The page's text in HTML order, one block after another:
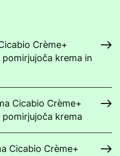
Crème+
krema in
Cicabio Crème+
krema
Cicabio Crème+